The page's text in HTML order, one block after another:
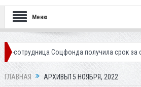
Меню
Соцфонда получила срок за обман клиентов
ГЛАВНАЯ АРХИВЫ15 НОЯБРЯ, 2022